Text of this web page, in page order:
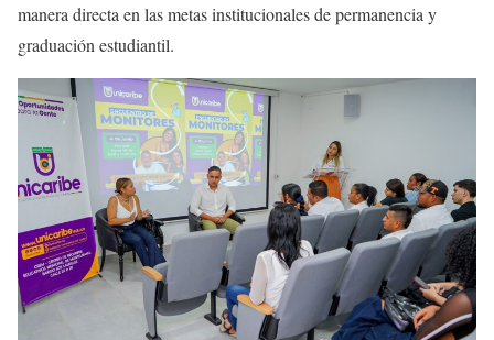
manera directa en las metas institucionales de permanencia y
graduación estudiantil.